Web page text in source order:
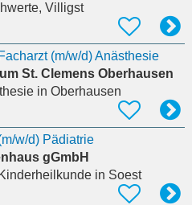
Villigst
(m/w/d) Anästhesie
St. Clemens Oberhausen
in Oberhausen
w/d) Pädiatrie
gGmbH
in Soest